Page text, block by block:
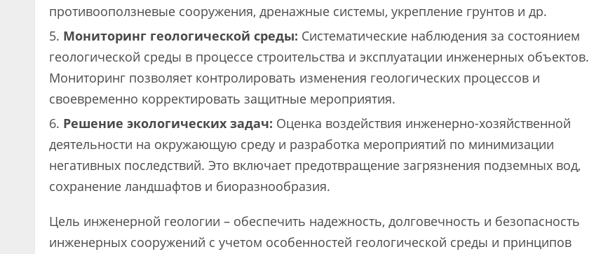
противооползневые сооружения, дренажные системы, укрепление грунтов и др.
Мониторинг геологической среды: Систематические наблюдения за состоянием
геологической среды в процессе строительства и эксплуатации инженерных объектов.
Мониторинг позволяет контролировать изменения геологических процессов и
своевременно корректировать защитные мероприятия.
Решение экологических задач: Оценка воздействия инженерно-хозяйственной
деятельности на окружающую среду и разработка мероприятий по минимизации
негативных последствий. Это включает предотвращение загрязнения подземных вод,
сохранение ландшафтов и биоразнообразия.
Цель инженерной геологии – обеспечить надежность, долговечность и безопасность
инженерных сооружений с учетом особенностей геологической среды и принципов